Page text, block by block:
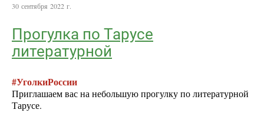
30 сентября 2022 г.
Прогулка по Тарусе
литературной
#УголкиРоссии
Приглашаем вас на небольшую прогулку по литературной
Тарусе.